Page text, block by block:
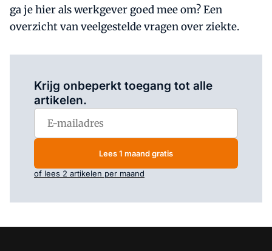
ga je hier als werkgever goed mee om? Een
overzicht van veelgestelde vragen over ziekte.
Krijg onbeperkt toegang tot alle
artikelen.
Lees 1 maand gratis
of lees 2 artikelen per maand